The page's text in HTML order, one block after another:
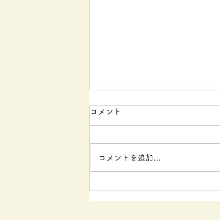
【バレリーナ・カーフレイ
コメント
コメントを追加…